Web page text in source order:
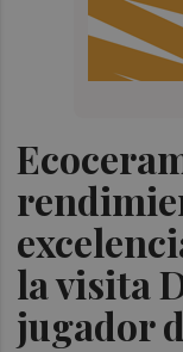
la visita
jugador